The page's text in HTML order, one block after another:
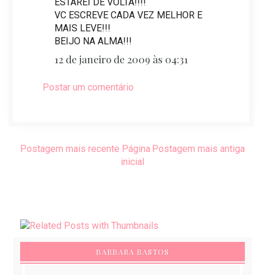
VC ESCREVE CADA VEZ MELHOR E
MAIS LEVE!!!
BEIJO NA ALMA!!!
12 de janeiro de 2009 às 04:31
Postar um comentário
Postagem mais recente Postagem mais antiga
Página
inicial
BARBARA BASTOS